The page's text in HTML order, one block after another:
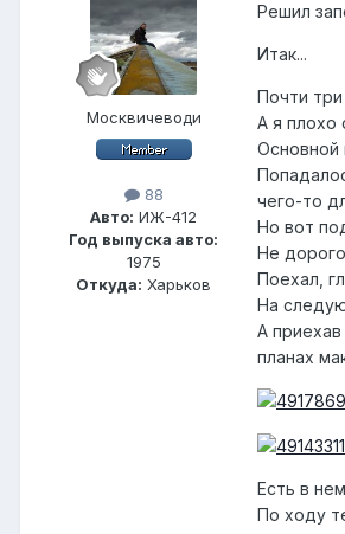
Москвичеводи
88
Авто: ИЖ-412
Год выпуска авто:
1975
Откуда: Харьков
Решил
Итак...
Почти
А я плохо
Основной
чего-то
Но вот
Не
Поехал,
На
А
планах
Есть в
По ходу